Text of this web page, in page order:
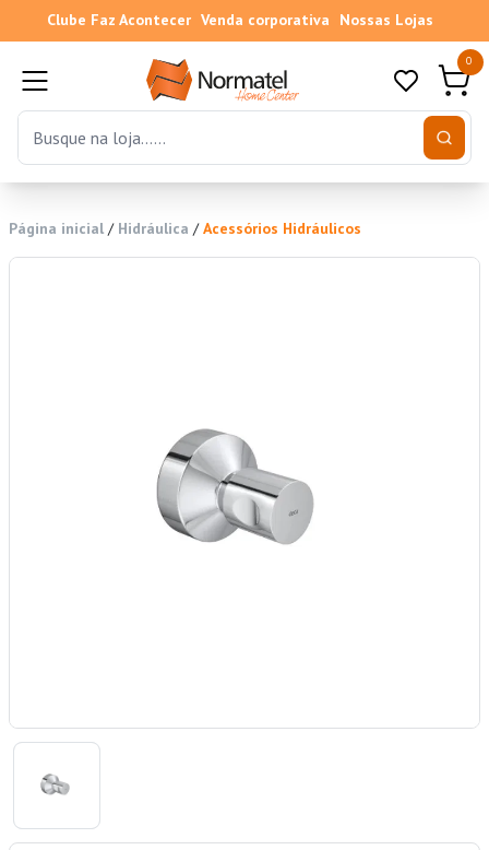
Clube Faz Acontecer Venda corporativa Nossas Lojas
0
Página inicial / Hidráulica /Acessórios Hidráulicos